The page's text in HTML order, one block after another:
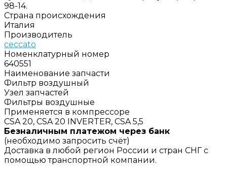
98-14.
Страна происхождения
Италия
Производитель
ceccato
Номенклатурный номер
640551
Наименование запчасти
Фильтр воздушный
Узел запчастей
Фильтры воздушные
Применяется в компрессоре
CSA 20, CSA 20 INVERTER, CSA 5,5
Безналичным платежом через банк
(необходимо запросить счёт)
Доставка в любой регион России и стран СНГ с
помощью транспортной компании.